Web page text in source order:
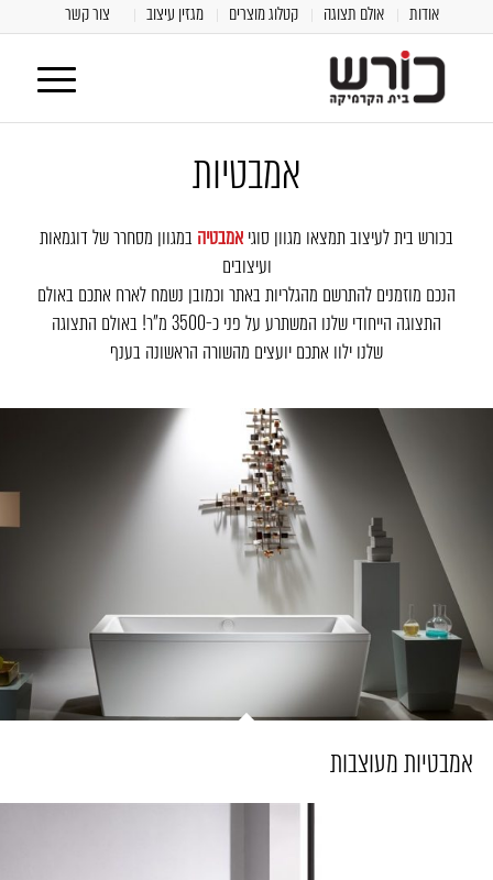
אודות אולם תצוגה קטלוג מוצרים מגזין עיצוב צור קשר
אמבטיות
בכורש בית לעיצוב תמצאו מגוון סוגיאמבטיה במגוון מסחרר של דוגמאות
ועיצובים
הנכם מוזמנים להתרשם מהגלריות באתר וכמובן נשמח לארח אתכם באולם
התצוגה הייחודי שלנו המשתרע על פני כ-3500 מ"ר! באולם התצוגה
שלנו ילוו אתכם יועצים מהשורה הראשונה בענף
אמבטיות מעוצבות